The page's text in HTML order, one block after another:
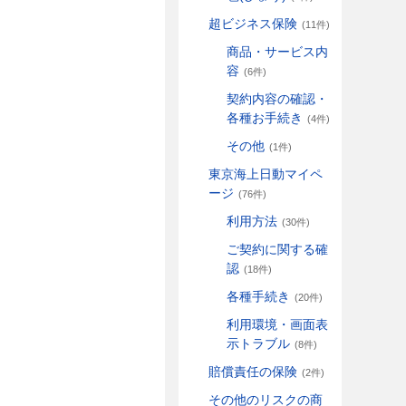
超ビジネス保険 (11件)
商品・サービス内
容 (6件)
契約内容の確認・
各種お手続き
(4件)
その他 (1件)
東京海上日動マイペ
ージ (76件)
利用方法 (30件)
ご契約に関する確
認 (18件)
各種手続き (20件)
利用環境・画面表
示トラブル (8件)
賠償責任の保険 (2件)
その他のリスクの商